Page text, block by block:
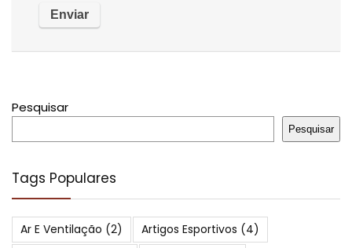
Pesquisar
Pesquisar
Tags Populares
Ar E Ventilação (2) Artigos Esportivos (4)